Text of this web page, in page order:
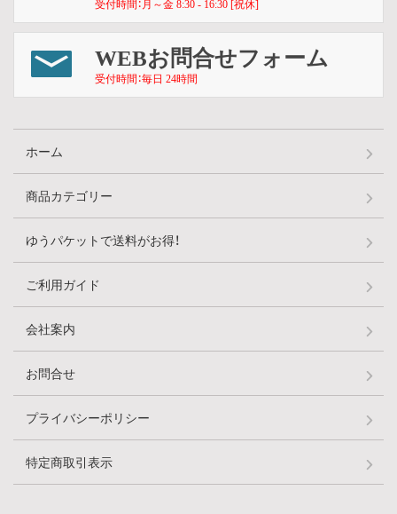
受付時間：月～金 8:30 - 16:30 [祝休]
WEBお問合せフォーム
受付時間：毎日 24時間
ホーム
商品カテゴリー
ゆうパケットで送料がお得！
ご利用ガイド
会社案内
お問合せ
プライバシーポリシー
特定商取引表示